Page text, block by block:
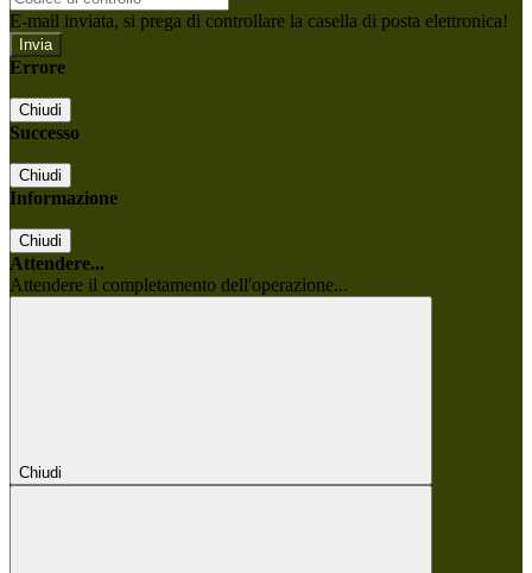
E-mail inviata, si prega di controllare la casella di posta elettronica!
Errore
Chiudi
Successo
Chiudi
Informazione
Chiudi
Attendere...
Attendere il completamento dell'operazione...
Chiudi